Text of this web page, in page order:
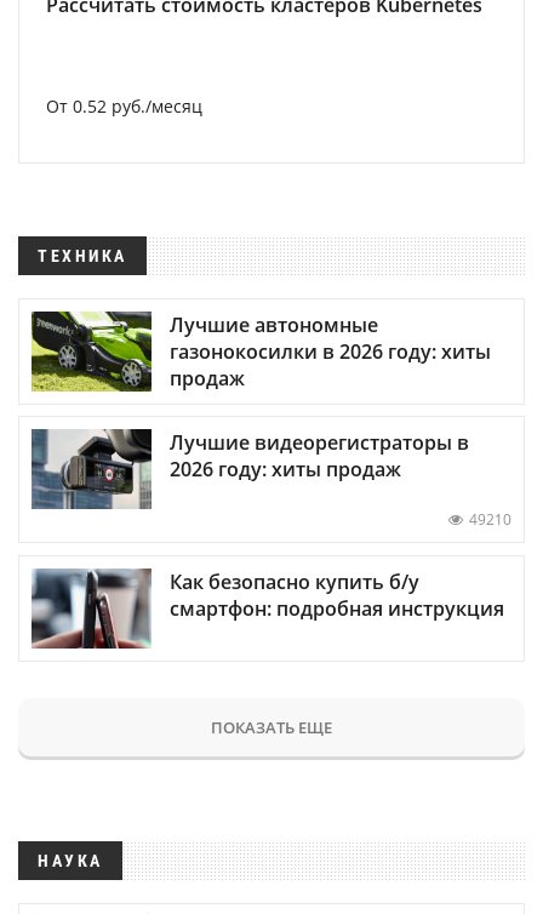
От 0.52 руб./месяц
ТЕХНИКА
Лучшие автономные
газонокосилки в 2026 году: хиты
продаж
Лучшие видеорегистраторы в
2026 году: хиты продаж
49210
Как безопасно купить б/у
смартфон: подробная инструкция
ПОКАЗАТЬ ЕЩЕ
НАУКА